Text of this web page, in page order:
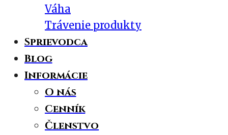
Váha
Trávenie produkty
Sprievodca
Blog
Informácie
O nás
Cenník
Členstvo